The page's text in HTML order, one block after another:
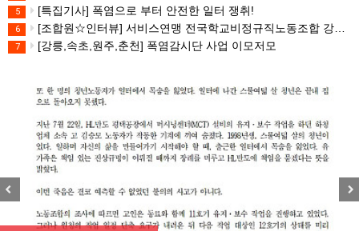
5 [특집기사] 폭염으로 부터 안전한 일터 쟁취!
6 [조합원☆인터뷰] 서비스연맹 전국학교비정규직노동조합 강원지부 김유미 춘천지회장
7 [강릉,속초,원주,춘천] 폭염감시단 사업 이모저모